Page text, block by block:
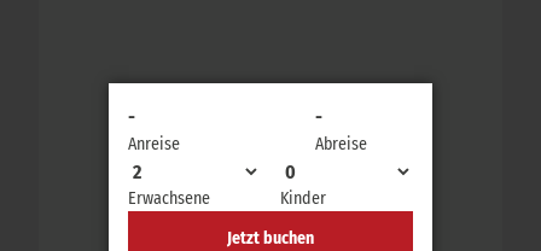
Anreise
-
Abreise
-
Erwachsene
Kinder
Jetzt buchen